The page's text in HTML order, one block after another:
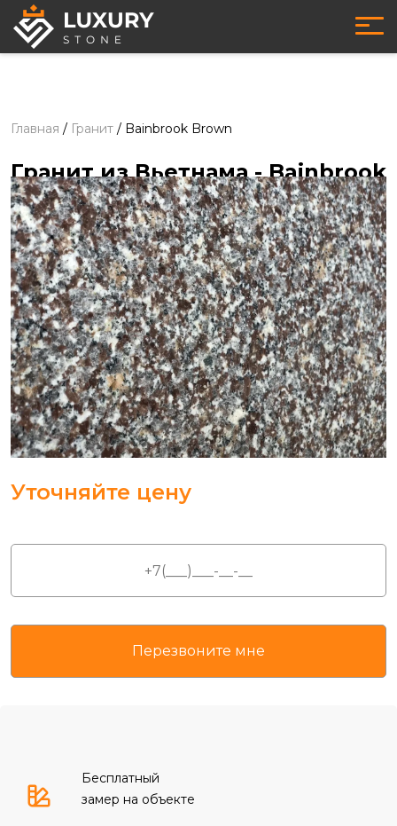
Главная / Гранит / Bainbrook Brown
Гранит из Вьетнама- Bainbrook
Brown
Уточняйте цену
Бесплатный
замер на объекте